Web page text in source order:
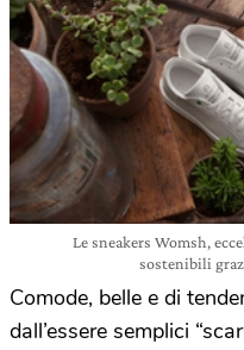
Le sneakers Womsh,
sostenibili
Comode, belle e di
dall’essere semplici